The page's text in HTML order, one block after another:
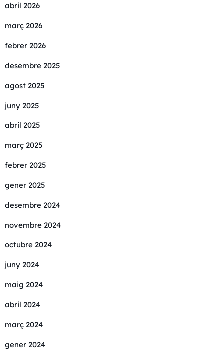
abril 2026
març 2026
febrer 2026
desembre 2025
agost 2025
juny 2025
abril 2025
març 2025
febrer 2025
gener 2025
desembre 2024
novembre 2024
octubre 2024
juny 2024
maig 2024
abril 2024
març 2024
gener 2024